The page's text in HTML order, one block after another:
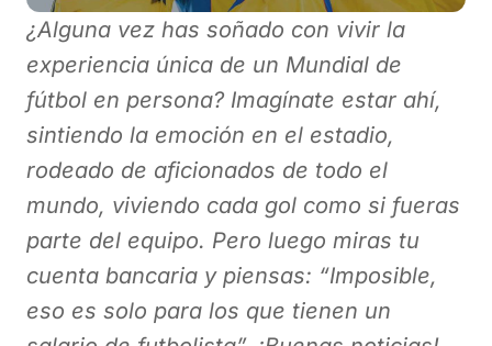
¿Alguna vez has soñado con vivir la
experiencia única de un Mundial de
fútbol en persona? Imagínate estar ahí,
sintiendo la emoción en el estadio,
rodeado de aficionados de todo el
mundo, viviendo cada gol como si fueras
parte del equipo. Pero luego miras tu
cuenta bancaria y piensas: “Imposible,
eso es solo para los que tienen un